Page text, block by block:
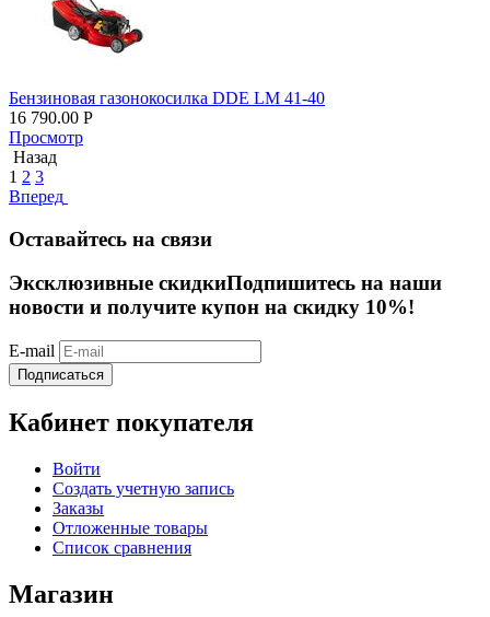
Бензиновая газонокосилка DDE LM 41-40
16 790.00 Р
Просмотр
Назад
1 2 3
Вперед
Оставайтесь на связи
Эксклюзивные скидкиПодпишитесь на наши
новости и получите купон на скидку 10%!
E-mail
Подписаться
Кабинет покупателя
Войти
Создать учетную запись
Заказы
Отложенные товары
Список сравнения
Магазин